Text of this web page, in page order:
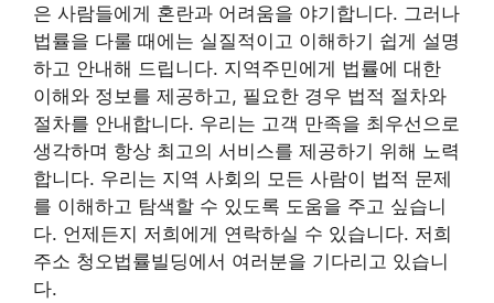
은 사람들에게 혼란과 어려움을 야기합니다. 그러나
법률을 다룰 때에는 실질적이고 이해하기 쉽게 설명
하고 안내해 드립니다. 지역주민에게 법률에 대한
이해와 정보를 제공하고, 필요한 경우 법적 절차와
절차를 안내합니다. 우리는 고객 만족을 최우선으로
생각하며 항상 최고의 서비스를 제공하기 위해 노력
합니다. 우리는 지역 사회의 모든 사람이 법적 문제
를 이해하고 탐색할 수 있도록 도움을 주고 싶습니
다. 언제든지 저희에게 연락하실 수 있습니다. 저희
주소 청오법률빌딩에서 여러분을 기다리고 있습니
다.